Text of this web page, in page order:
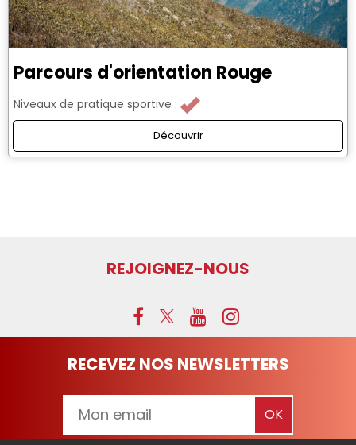
Parcours d'orientation Rouge
Niveaux de pratique sportive :
Découvrir
REJOIGNEZ-NOUS
RECEVEZ NOS NEWSLETTERS